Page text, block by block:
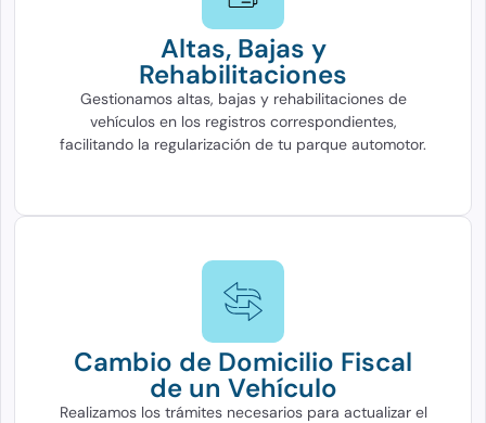
Altas, Bajas y
Rehabilitaciones
Gestionamos altas, bajas y rehabilitaciones de
vehículos en los registros correspondientes,
facilitando la regularización de tu parque automotor.
Cambio de Domicilio Fiscal
de un Vehículo
Realizamos los trámites necesarios para actualizar el